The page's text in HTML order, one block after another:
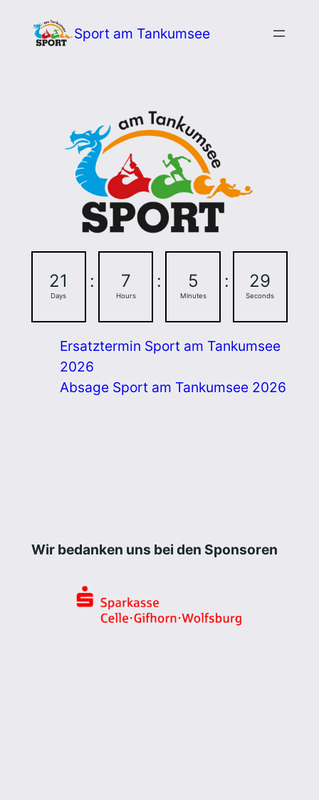
Inhalt
Sport am Tankumsee
21
Days
: 7
Hours
: 5
Minutes
: 28
Seconds
Ersatztermin Sport am Tankumsee
2026
Absage Sport am Tankumsee 2026
Wir bedanken uns bei den Sponsoren